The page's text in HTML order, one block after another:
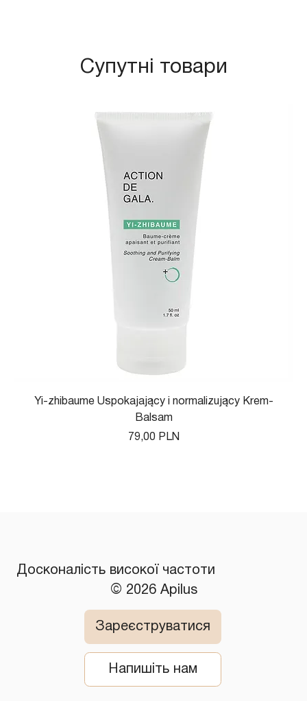
Супутні товари
Yi-zhibaume Uspokajający i normalizujący Krem-
Balsam
Ціна
79,00 PLN
Досконалість високої частоти
© 2026 Apilus
Зареєструватися
Напишіть нам